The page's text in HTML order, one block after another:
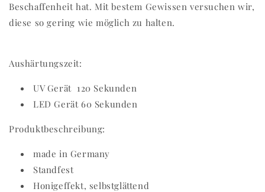
Beschaffenheit hat. Mit bestem Gewissen versuchen wir,
diese so gering wie möglich zu halten.
Aushärtungszeit:
UV Gerät 120 Sekunden
LED Gerät 60 Sekunden
Produktbeschreibung:
made in Germany
Standfest
Honigeffekt, selbstglättend